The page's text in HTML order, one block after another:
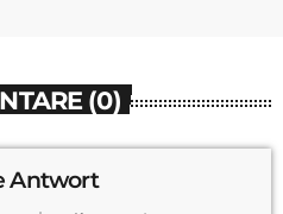
(0)
Antwort